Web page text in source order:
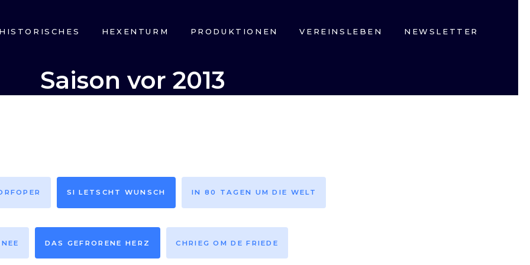
HISTORISCHES HEXENTURM PRODUKTIONEN VEREINSLEBEN NEWSLETTER
Saison vor 2013
SI LETSCHT WUNSCH IN 80 TAGEN UM DIE WELT
DAS GEFRORENE HERZ CHRIEG OM DE FRIEDE